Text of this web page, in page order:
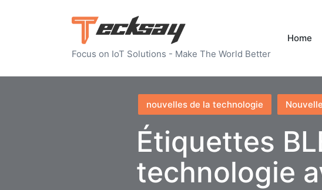
Focus on IoT Solutions - Make The World Better
Home
Posted
in
nouvelles de la technologie
Étiquettes
technologie